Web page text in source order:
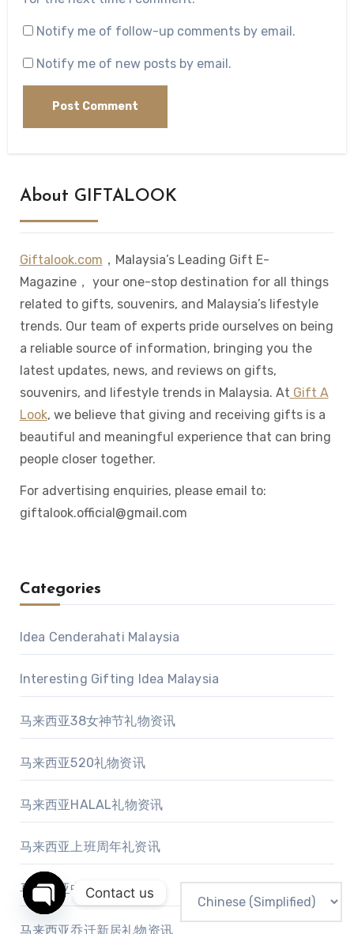
Notify me of follow-up comments by email.
Notify me of new posts by email.
About GIFTALOOK
Giftalook.com ，Malaysia’s Leading Gift E-
Magazine， your one-stop destination for all things
related to gifts, souvenirs, and Malaysia’s lifestyle
trends. Our team of experts pride ourselves on being
a reliable source of information, bringing you the
latest updates, news, and reviews on gifts,
souvenirs, and lifestyle trends in Malaysia. At Gift A
Look, we believe that giving and receiving gifts is a
beautiful and meaningful experience that can bring
people closer together.
For advertising enquiries, please email to:
giftalook.official@gmail.com
Categories
Idea Cenderahati Malaysia
Interesting Gifting Idea Malaysia
马来西亚38女神节礼物资讯
马来西亚520礼物资讯
马来西亚HALAL礼物资讯
马来西亚上班周年礼资讯
马来西亚中秋送礼资讯
马来西亚乔迁新居礼物资讯
Contact us
Open chaty